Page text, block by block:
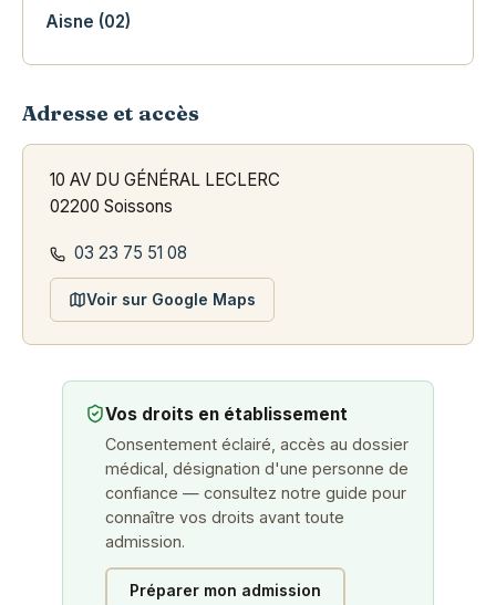
Aisne (02)
Adresse et accès
10 AV DU GÉNÉRAL LECLERC
02200 Soissons
03 23 75 51 08
Voir sur Google Maps
Vos droits en établissement
Consentement éclairé, accès au dossier
médical, désignation d'une personne de
confiance — consultez notre guide pour
connaître vos droits avant toute
admission.
Préparer mon admission